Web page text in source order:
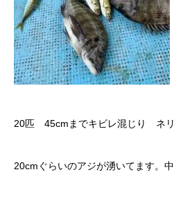
20匹 45cmまでキビレ混じり ネリ
20cmぐらいのアジが湧いてます。